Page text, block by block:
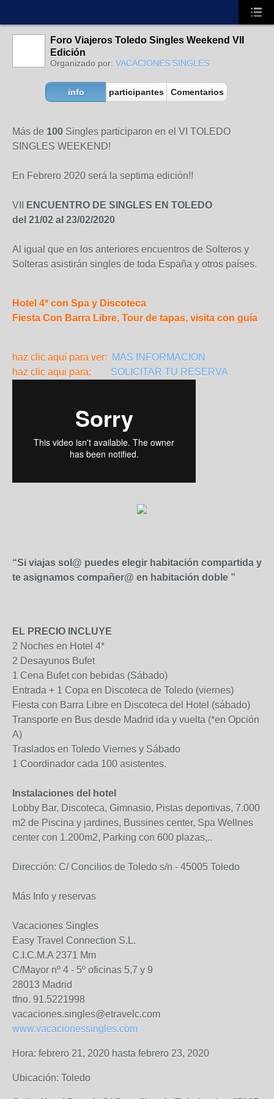
Foro Viajeros Toledo Singles Weekend VII
Edición
Organizado por: VACACIONES SINGLES
info participantes Comentarios
Más de 100 Singles participaron en el VI TOLEDO
SINGLES WEEKEND!
En Febrero 2020 será la septima edición!!
VII
ENCUENTRO DE SINGLES EN TOLEDO
del 21/02 al 23/02/2020
Al igual que en los anteriores encuentros de Solteros y
Solteras asistirán singles de toda España y otros países.
Hotel 4* con Spa y Discoteca
Fiesta Con Barra Libre, Tour de tapas, visita con guía
haz clic aquí para ver:
MAS INFORMACION
haz clic aqui para: SOLICITAR TU RESERVA
“Si viajas sol@ puedes elegir habitación compartida y
te asignamos compañer@ en habitación doble ”
EL PRECIO INCLUYE
2 Noches en Hotel 4*
2 Desayunos Bufet
1 Cena Bufet con bebidas (Sábado)
Entrada + 1 Copa en Discoteca de Toledo (viernes)
Fiesta con Barra Libre en Discoteca del Hotel (sábado)
Transporte en Bus desde Madrid ida y vuelta (*en Opción
A)
Traslados en Toledo Viernes y Sábado
1 Coordinador cada 100 asistentes.
Instalaciones del hotel
Lobby Bar, Discoteca, Gimnasio, Pistas deportivas, 7.000
m2 de Piscina y jardines, Bussines center, Spa Wellnes
center con 1.200m2, Parking con 600 plazas,..
Dirección: C/ Concilios de Toledo s/n - 45005 Toledo
Más Info y reservas
Vacaciones Singles
Easy Travel Connection S.L.
C.I.C.M.A 2371 Mm
C/Mayor nº 4 - 5º oficinas 5,7 y 9
28013 Madrid
tfno. 91.5221998
vacaciones.singles@etravelc.com
www.vacacionessingles.com
Hora: febrero 21, 2020 hasta febrero 23, 2020
Ubicación: Toledo